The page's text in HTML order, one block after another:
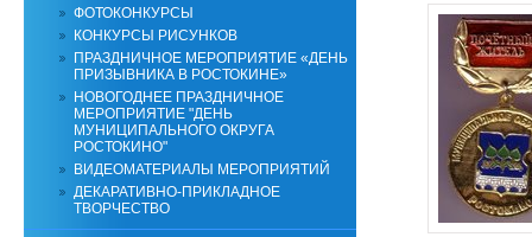
ФОТОКОНКУРСЫ
КОНКУРСЫ РИСУНКОВ
ПРАЗДНИЧНОЕ МЕРОПРИЯТИЕ «ДЕНЬ
ПРИЗЫВНИКА В РОСТОКИНЕ»
НОВОГОДНЕЕ ПРАЗДНИЧНОЕ
МЕРОПРИЯТИЕ "ДЕНЬ
МУНИЦИПАЛЬНОГО ОКРУГА
РОСТОКИНО"
ВИДЕОМАТЕРИАЛЫ МЕРОПРИЯТИЙ
ДЕКАРАТИВНО-ПРИКЛАДНОЕ
ТВОРЧЕСТВО